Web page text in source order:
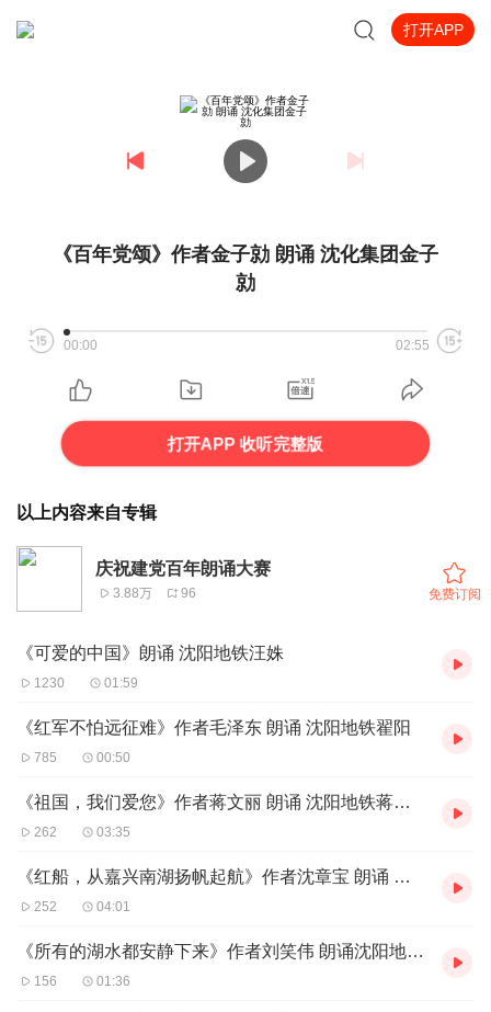
打开APP
《百年党颂》作者金子勍 朗诵 沈化集团金子
勍
00:00 02:55
打开APP 收听完整版
以上内容来自专辑
庆祝建党百年朗诵大赛
3.88万 96 免费订阅
《可爱的中国》朗诵 沈阳地铁汪姝
1230 01:59
《红军不怕远征难》作者毛泽东 朗诵 沈阳地铁翟阳
785 00:50
《祖国，我们爱您》作者蒋文丽 朗诵 沈阳地铁蒋文丽
262 03:35
《红船，从嘉兴南湖扬帆起航》作者沈章宝 朗诵 沈阳地铁顾鹏
252 04:01
《所有的湖水都安静下来》作者刘笑伟 朗诵沈阳地铁杨姝明
156 01:36